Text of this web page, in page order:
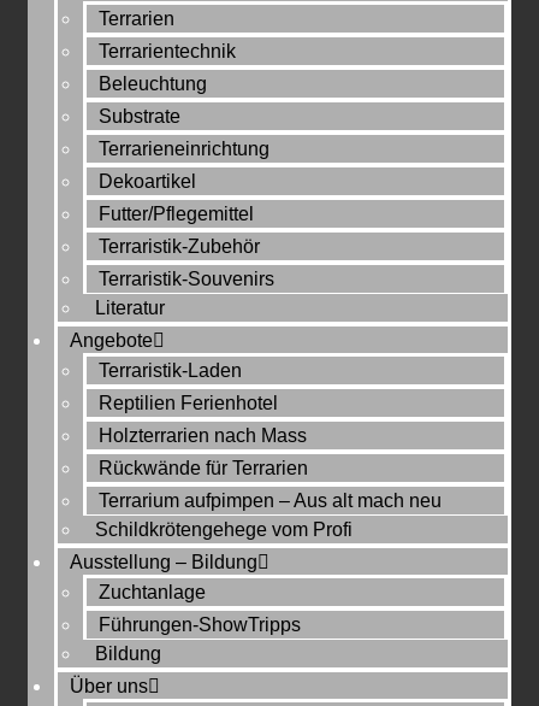
Terrarien
Terrarientechnik
Beleuchtung
Substrate
Terrarieneinrichtung
Dekoartikel
Futter/Pflegemittel
Terraristik-Zubehör
Terraristik-Souvenirs
Literatur
Angebote
Terraristik-Laden
Reptilien Ferienhotel
Holzterrarien nach Mass
Rückwände für Terrarien
Terrarium aufpimpen – Aus alt mach neu
Schildkrötengehege vom Profi
Ausstellung – Bildung
Zuchtanlage
Führungen-ShowTripps
Bildung
Über uns